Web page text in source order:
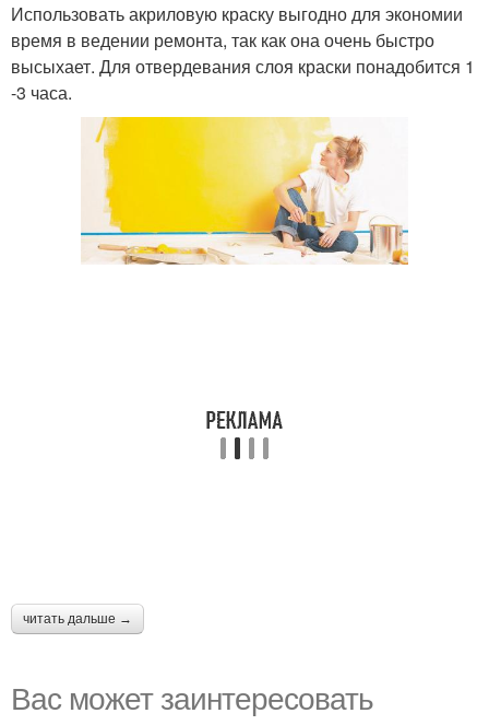
Использовать акриловую краску выгодно для экономии
время в ведении ремонта, так как она очень быстро
высыхает. Для отвердевания слоя краски понадобится 1
-3 часа.
читать дальше →
Вас может заинтересовать